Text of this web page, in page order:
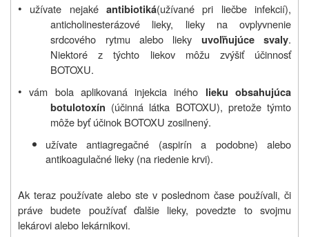
• užívate nejaké antibiotiká(užívané pri liečbe infekcií),
anticholinesterázové lieky, lieky na ovplyvnenie
srdcového rytmu alebo lieky
uvoľňujúce svaly.
Niektoré z týchto liekov môžu zvýšiť účinnosť
BOTOXU.
•vám bola aplikovaná injekcia iného lieku obsahujúca
botulotoxín (účinná látka BOTOXU), pretože týmto
môže byť účinok BOTOXU zosilnený.
užívate antiagregačné (aspirín a podobne) alebo
antikoagulačné lieky (na riedenie krvi).
Ak teraz používate alebo ste v poslednom čase používali, či
práve budete používať ďalšie lieky, povedzte to svojmu
lekárovi alebo lekárnikovi.